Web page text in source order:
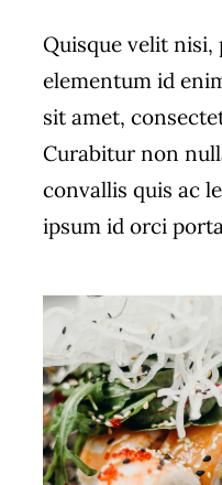
Quisque velit
elementum id
sit amet,
Curabitur non
convallis quis ac
ipsum id orci